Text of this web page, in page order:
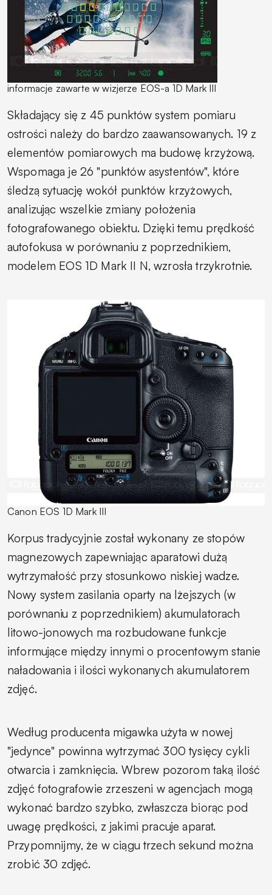
informacje zawarte w wizjerze EOS-a 1D Mark III
Składający się z 45 punktów system pomiaru
ostrości należy do bardzo zaawansowanych. 19 z
elementów pomiarowych ma budowę krzyżową.
Wspomaga je 26 "punktów asystentów", które
śledzą sytuację wokół punktów krzyżowych,
analizując wszelkie zmiany położenia
fotografowanego obiektu. Dzięki temu prędkość
autofokusa w porównaniu z poprzednikiem,
modelem EOS 1D Mark II N, wzrosła trzykrotnie.
Canon EOS 1D Mark III
Korpus tradycyjnie został wykonany ze stopów
magnezowych zapewniając aparatowi dużą
wytrzymałość przy stosunkowo niskiej wadze.
Nowy system zasilania oparty na lżejszych (w
porównaniu z poprzednikiem) akumulatorach
litowo-jonowych ma rozbudowane funkcje
informujące między innymi o procentowym stanie
naładowania i ilości wykonanych akumulatorem
zdjęć.
Według producenta migawka użyta w nowej
"jedynce" powinna wytrzymać 300 tysięcy cykli
otwarcia i zamknięcia. Wbrew pozorom taką ilość
zdjęć fotografowie zrzeszeni w agencjach mogą
wykonać bardzo szybko, zwłaszcza biorąc pod
uwagę prędkości, z jakimi pracuje aparat.
Przypomnijmy, że w ciągu trzech sekund można
zrobić 30 zdjęć.